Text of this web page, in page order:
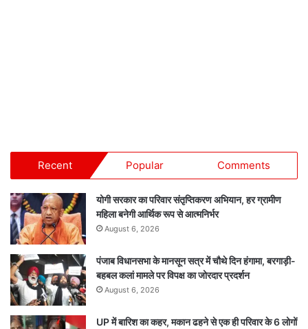
Recent Popular Comments
योगी सरकार का परिवार संतृप्तिकरण अभियान, हर ग्रामीण
महिला बनेगी आर्थिक रूप से आत्मनिर्भर
August 6, 2026
पंजाब विधानसभा के मानसून सत्र में चौथे दिन हंगामा, बरगाड़ी-
बहबल कलां मामले पर विपक्ष का जोरदार प्रदर्शन
August 6, 2026
UP में बारिश का कहर, मकान ढहने से एक ही परिवार के 6 लोगों